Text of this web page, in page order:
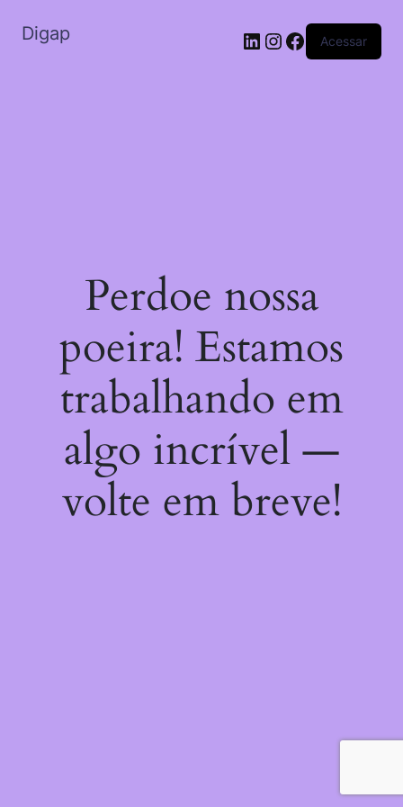
Digap Acessar
Perdoe nossa
poeira! Estamos
trabalhando em
algo incrível —
volte em breve!